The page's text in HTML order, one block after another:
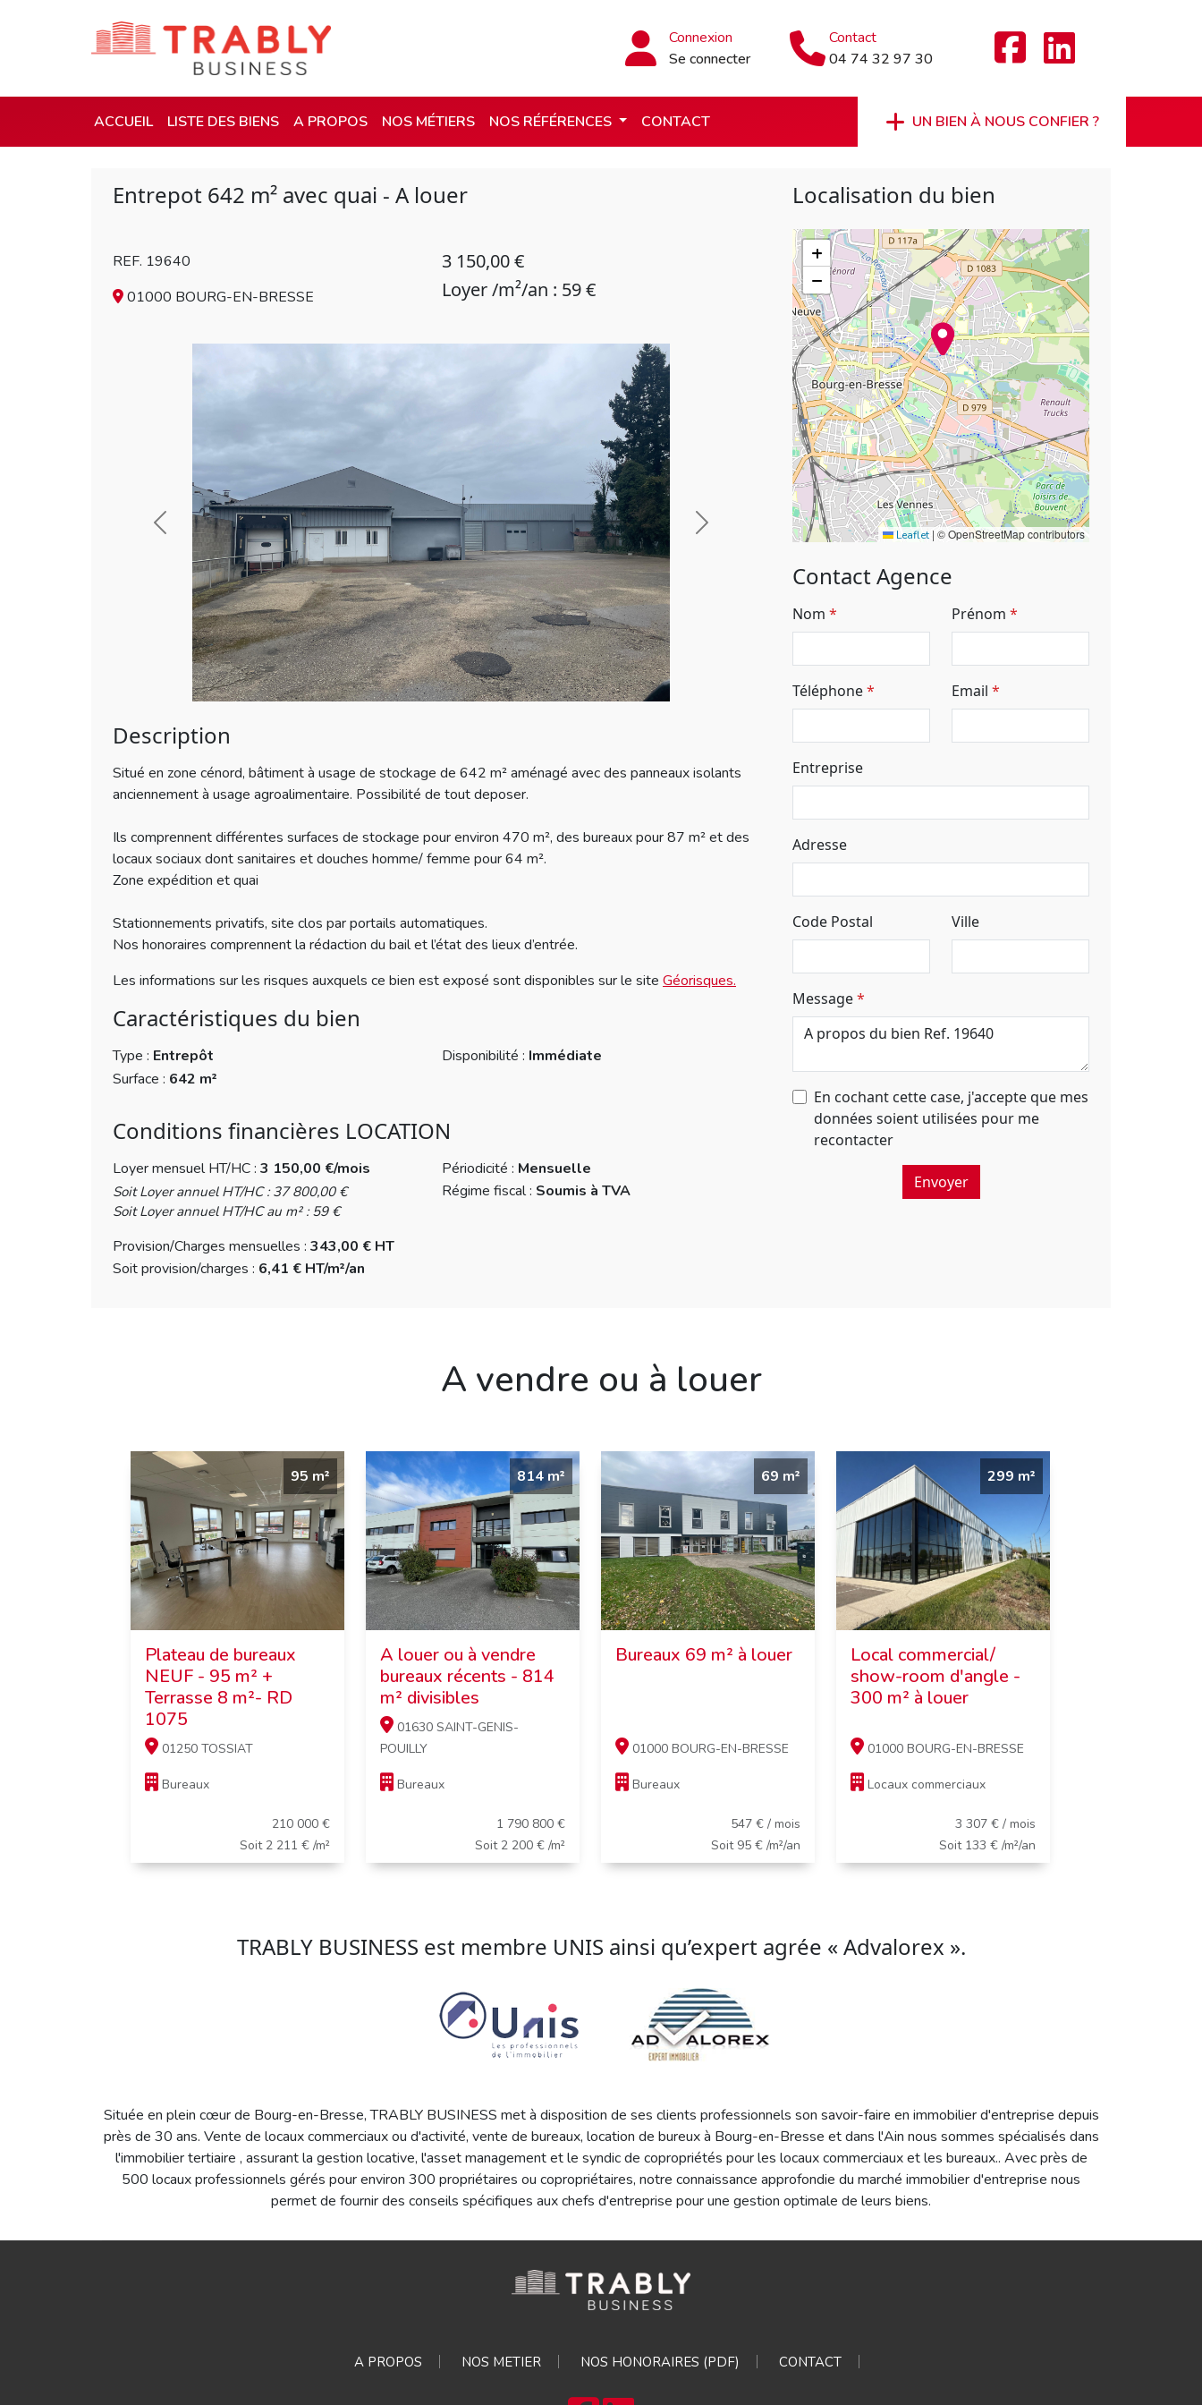
Connexion
Se connecter
Contact
04 74 32 97 30
ACCUEIL LISTE DES BIENS A PROPOS NOS MÉTIERS NOS RÉFÉRENCES CONTACT UN BIEN À NOUS CONFIER ?
Entrepot 642 m² avec quai - A louer
REF. 19640
01000 BOURG-EN-BRESSE
3 150,00 €
Loyer /m²/an : 59 €
Previous Next
Description
Situé en zone cénord, bâtiment à usage de stockage de 642 m² aménagé avec des panneaux isolants
anciennement à usage agroalimentaire. Possibilité de tout deposer.
Ils comprennent différentes surfaces de stockage pour environ 470 m², des bureaux pour 87 m² et des
locaux sociaux dont sanitaires et douches homme/ femme pour 64 m².
Zone expédition et quai
Stationnements privatifs, site clos par portails automatiques.
Nos honoraires comprennent la rédaction du bail et l’état des lieux d’entrée.
Les informations sur les risques auxquels ce bien est exposé sont disponibles sur le site Géorisques.
Caractéristiques du bien
Type : Entrepôt
Surface : 642 m²
Disponibilité : Immédiate
Conditions financières LOCATION
Loyer mensuel HT/HC : 3 150,00 €/mois
Soit Loyer annuel HT/HC : 37 800,00 €
Soit Loyer annuel HT/HC au m² : 59 €
Provision/Charges mensuelles : 343,00 € HT
Soit provision/charges : 6,41 € HT/m²/an
Périodicité : Mensuelle
Régime fiscal : Soumis à TVA
Localisation du bien
+
−
Leaflet | © OpenStreetMap contributors
Contact Agence
Nom Prénom
Téléphone Email
Entreprise
Adresse
Code Postal Ville
Message
En cochant cette case, j'accepte que mes
données soient utilisées pour me
recontacter
Envoyer
A vendre ou à louer
95 m²
Plateau de bureaux
NEUF - 95 m² +
Terrasse 8 m²- RD
1075
01250 TOSSIAT
Bureaux
210 000 €
Soit 2 211 € /m²
814 m²
A louer ou à vendre
bureaux récents - 814
m² divisibles
01630 SAINT-GENIS-
POUILLY
Bureaux
1 790 800 €
Soit 2 200 € /m²
69 m²
Bureaux 69 m² à louer
01000 BOURG-EN-BRESSE
Bureaux
547 € / mois
Soit 95 € /m²/an
299 m²
Local commercial/
show-room d'angle -
300 m² à louer
01000 BOURG-EN-BRESSE
Locaux commerciaux
3 307 € / mois
Soit 133 € /m²/an
TRABLY BUSINESS est membre UNIS ainsi qu’expert agrée « Advalorex ».
Située en plein cœur de Bourg-en-Bresse, TRABLY BUSINESS met à disposition de ses clients professionnels son savoir-faire en immobilier d'entreprise depuis
près de 30 ans. Vente de locaux commerciaux ou d'activité, vente de bureaux, location de bureux à Bourg-en-Bresse et dans l'Ain nous sommes spécialisés dans
l'immobilier tertiaire , assurant la gestion locative, l'asset management et le syndic de copropriétés pour les locaux commerciaux et les bureaux.. Avec près de
500 locaux professionnels gérés pour environ 300 propriétaires ou copropriétaires, notre connaissance approfondie du marché immobilier d'entreprise nous
permet de fournir des conseils spécifiques aux chefs d'entreprise pour une gestion optimale de leurs biens.
A PROPOS NOS METIER NOS HONORAIRES (PDF) CONTACT